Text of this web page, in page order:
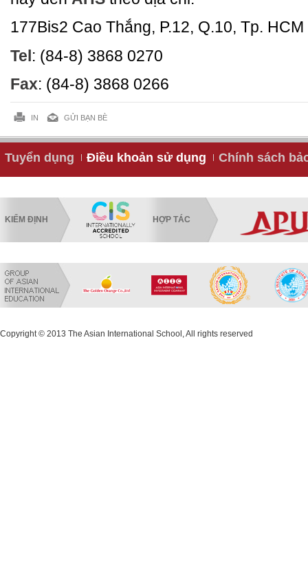
177Bis2 Cao Thắng, P.12, Q.10, Tp. HCM
Tel: (84-8) 3868 0270
Fax: (84-8) 3868 0266
IN GỬI BẠN BÈ
Tuyển dụng Điều khoản sử dụng Chính sách
KIỂM ĐỊNH HỢP TÁC
Copyright © 2013 The Asian International School, All rights reserved